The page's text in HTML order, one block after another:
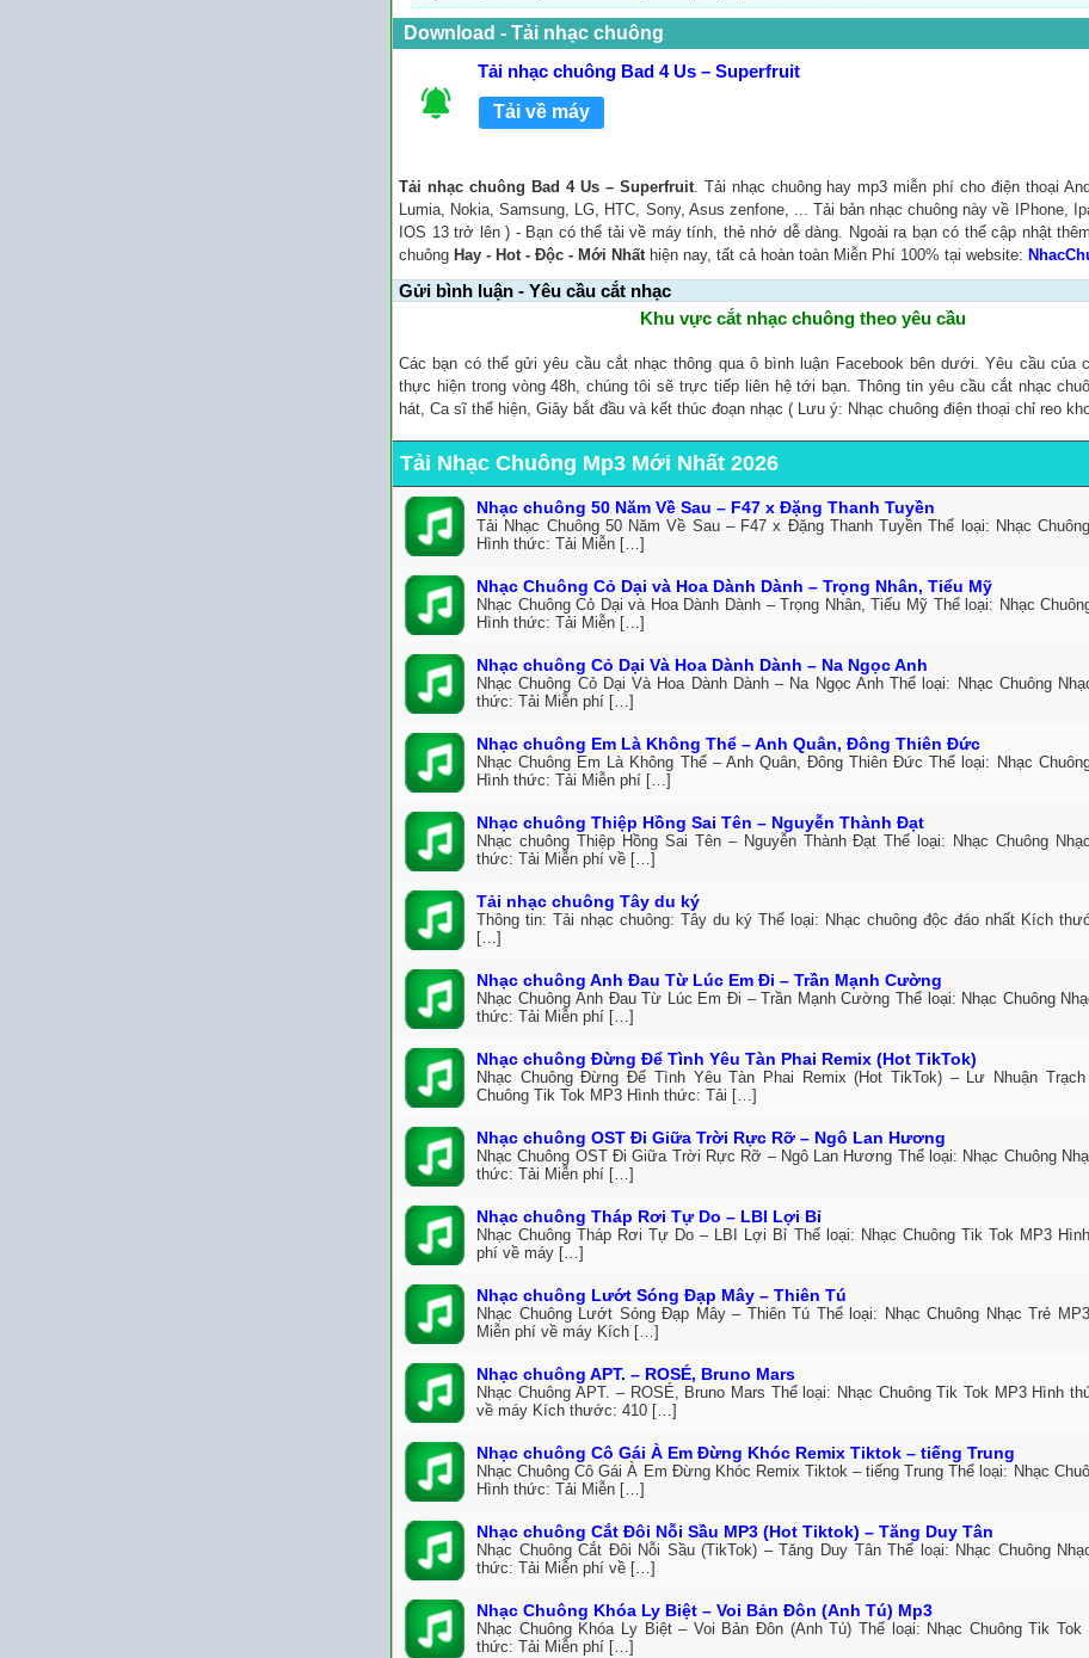
Download - Tải nhạc chuông
Tải nhạc chuông Bad 4 Us – Superfruit
Tải về máy
Tải nhạc chuông Bad 4 Us – Superfruit. Tải nhạc chuông hay mp3 miễn phí cho điện thoại
Lumia, Nokia, Samsung, LG, HTC, Sony, Asus zenfone, ... Tải bản nhạc chuông này về IPhone,
IOS 13 trở lên ) - Bạn có thể tải về máy tính, thẻ nhớ dễ dàng. Ngoài ra bạn có thể cập nhật
chuông Hay - Hot - Độc - Mới Nhấthiện nay, tất cả hoàn toàn Miễn Phí 100% tại website:
Gửi bình luận - Yêu cầu cắt nhạc
Khu vực cắt nhạc chuông theo yêu cầu
Các bạn có thể gửi yêu cầu cắt nhạc thông qua ô bình luận Facebook bên dưới. Yêu cầu của
thực hiện trong vòng 48h, chúng tôi sẽ trực tiếp liên hệ tới bạn. Thông tin yêu cầu cắt nhạc
hát, Ca sĩ thể hiện, Giây bắt đầu và kết thúc đoạn nhạc ( Lưu ý: Nhạc chuông điện thoại chỉ reo
Tải Nhạc Chuông Mp3 Mới Nhất 2026
Nhạc chuông 50 Năm Về Sau – F47 x Đặng Thanh Tuyền
Tải Nhạc Chuông 50 Năm Về Sau – F47 x Đặng Thanh Tuyền Thể loại: Nhạc
Hình thức: Tải Miễn […]
Nhạc Chuông Cỏ Dại và Hoa Dành Dành – Trọng Nhân, Tiểu Mỹ
Nhạc Chuông Cỏ Dại và Hoa Dành Dành – Trọng Nhân, Tiểu Mỹ Thể loại: Nhạc
Hình thức: Tải Miễn […]
Nhạc chuông Cỏ Dại Và Hoa Dành Dành – Na Ngọc Anh
Nhạc Chuông Cỏ Dại Và Hoa Dành Dành – Na Ngọc Anh Thể loại: Nhạc Chuông
thức: Tải Miễn phí […]
Nhạc chuông Em Là Không Thể – Anh Quân, Đông Thiên Đức
Nhạc Chuông Em Là Không Thể – Anh Quân, Đông Thiên Đức Thể loại: Nhạc
Hình thức: Tải Miễn phí […]
Nhạc chuông Thiệp Hồng Sai Tên – Nguyễn Thành Đạt
Nhạc chuông Thiệp Hồng Sai Tên – Nguyễn Thành Đạt Thể loại: Nhạc Chuông
thức: Tải Miễn phí về […]
Tải nhạc chuông Tây du ký
Thông tin: Tải nhạc chuông: Tây du ký Thể loại: Nhạc chuông độc đáo nhất Kích
[…]
Nhạc chuông Anh Đau Từ Lúc Em Đi – Trần Mạnh Cường
Nhạc Chuông Anh Đau Từ Lúc Em Đi – Trần Mạnh Cường Thể loại: Nhạc Chuông
thức: Tải Miễn phí […]
Nhạc chuông Đừng Để Tình Yêu Tàn Phai Remix (Hot TikTok)
Nhạc Chuông Đừng Để Tình Yêu Tàn Phai Remix (Hot TikTok) – Lư Nhuận
Chuông Tik Tok MP3 Hình thức: Tải […]
Nhạc chuông OST Đi Giữa Trời Rực Rỡ – Ngô Lan Hương
Nhạc Chuông OST Đi Giữa Trời Rực Rỡ – Ngô Lan Hương Thể loại: Nhạc Chuông
thức: Tải Miễn phí […]
Nhạc chuông Tháp Rơi Tự Do – LBI Lợi Bỉ
Nhạc Chuông Tháp Rơi Tự Do – LBI Lợi Bỉ Thể loại: Nhạc Chuông Tik Tok MP3
phí về máy […]
Nhạc chuông Lướt Sóng Đạp Mây – Thiên Tú
Nhạc Chuông Lướt Sóng Đạp Mây – Thiên Tú Thể loại: Nhạc Chuông Nhạc Trẻ
Miễn phí về máy Kích […]
Nhạc chuông APT. – ROSÉ, Bruno Mars
Nhạc Chuông APT. – ROSÉ, Bruno Mars Thể loại: Nhạc Chuông Tik Tok MP3 Hình
về máy Kích thước: 410 […]
Nhạc chuông Cô Gái À Em Đừng Khóc Remix Tiktok – tiếng Trung
Nhạc Chuông Cô Gái À Em Đừng Khóc Remix Tiktok – tiếng Trung Thể loại: Nhạc
Hình thức: Tải Miễn […]
Nhạc chuông Cắt Đôi Nỗi Sầu MP3 (Hot Tiktok) – Tăng Duy Tân
Nhạc Chuông Cắt Đôi Nỗi Sầu (TikTok) – Tăng Duy Tân Thể loại: Nhạc Chuông
thức: Tải Miễn phí về […]
Nhạc Chuông Khóa Ly Biệt – Voi Bản Đôn (Anh Tú) Mp3
Nhạc Chuông Khóa Ly Biệt – Voi Bản Đôn (Anh Tú) Thể loại: Nhạc Chuông Tik Tok
thức: Tải Miễn phí […]